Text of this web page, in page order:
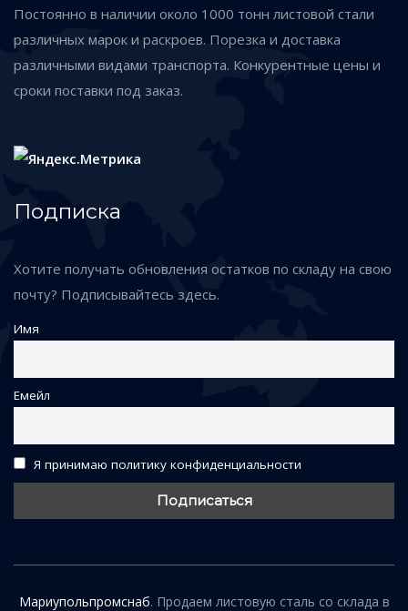
Постоянно в наличии около 1000 тонн листовой стали
различных марок и раскроев. Порезка и доставка
различными видами транспорта. Конкурентные цены и
сроки поставки под заказ.
Подписка
Хотите получать обновления остатков по складу на свою
почту? Подписывайтесь здесь.
Имя
Емейл
Я принимаю политику конфиденциальности
Мариупольпромснаб. Продаем листовую сталь со склада в